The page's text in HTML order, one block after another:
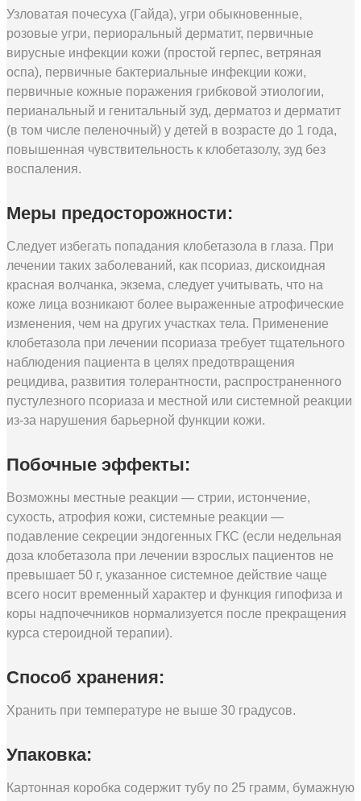
Узловатая почесуха (Гайда), угри обыкновенные,
розовые угри, периоральный дерматит, первичные
вирусные инфекции кожи (простой герпес, ветряная
оспа), первичные бактериальные инфекции кожи,
первичные кожные поражения грибковой этиологии,
перианальный и генитальный зуд, дерматоз и дерматит
(в том числе пеленочный) у детей в возрасте до 1 года,
повышенная чувствительность к клобетазолу, зуд без
воспаления.
Меры предосторожности:
Следует избегать попадания клобетазола в глаза. При
лечении таких заболеваний, как псориаз, дискоидная
красная волчанка, экзема, следует учитывать, что на
коже лица возникают более выраженные атрофические
изменения, чем на других участках тела. Применение
клобетазола при лечении псориаза требует тщательного
наблюдения пациента в целях предотвращения
рецидива, развития толерантности, распространенного
пустулезного псориаза и местной или системной реакции
из-за нарушения барьерной функции кожи.
Побочные эффекты:
Возможны местные реакции — стрии, истончение,
сухость, атрофия кожи, системные реакции —
подавление секреции эндогенных ГКС (если недельная
доза клобетазола при лечении взрослых пациентов не
превышает 50 г, указанное системное действие чаще
всего носит временный характер и функция гипофиза и
коры надпочечников нормализуется после прекращения
курса стероидной терапии).
Способ хранения:
Хранить при температуре не выше 30 градусов.
Упаковка:
Картонная коробка содержит тубу по 25 грамм, бумажную